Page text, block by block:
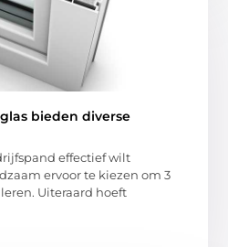
bieden diverse
effectief wilt
ervoor te kiezen om 3
Uiteraard hoeft